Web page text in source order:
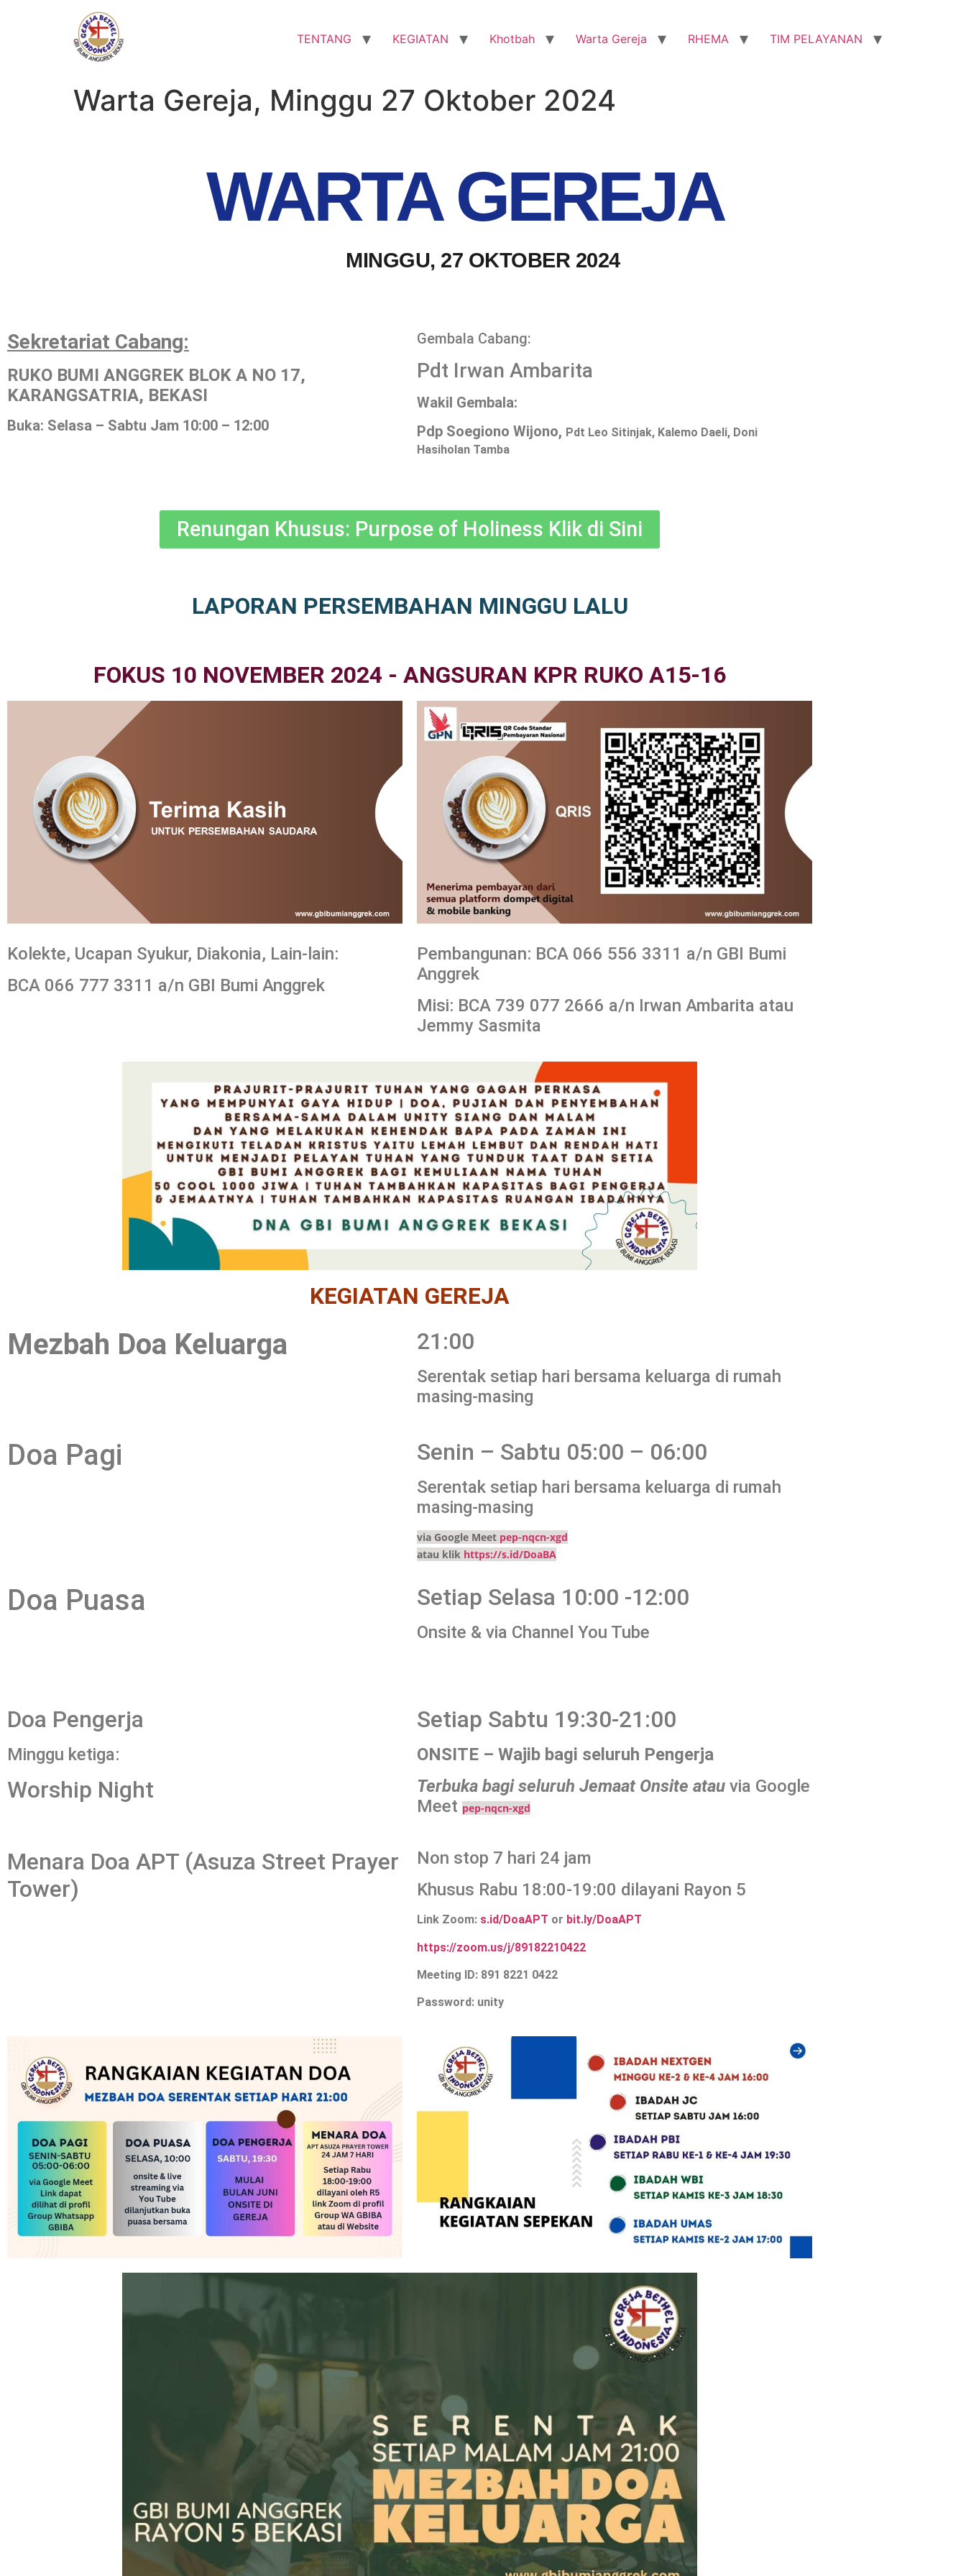
TENTANG KEGIATAN Khotbah Warta Gereja RHEMA TIM PELAYANAN
Warta Gereja, Minggu 27 Oktober 2024
WARTA GEREJA
MINGGU, 27 OKTOBER 2024
Sekretariat Cabang:
RUKO BUMI ANGGREK BLOK A NO 17,
KARANGSATRIA, BEKASI
Buka: Selasa – Sabtu Jam 10:00 – 12:00
Gembala Cabang:
Pdt Irwan Ambarita
Wakil Gembala:
Pdp Soegiono Wijono, Pdt Leo Sitinjak, Kalemo Daeli, Doni
Hasiholan Tamba
Renungan Khusus: Purpose of Holiness Klik di Sini
LAPORAN PERSEMBAHAN MINGGU LALU
FOKUS 10 NOVEMBER 2024 - ANGSURAN KPR RUKO A15-16
Kolekte, Ucapan Syukur, Diakonia, Lain-lain:
BCA 066 777 3311 a/n GBI Bumi Anggrek
Pembangunan: BCA 066 556 3311 a/n GBI Bumi
Anggrek
Misi: BCA 739 077 2666 a/n Irwan Ambarita atau
Jemmy Sasmita
KEGIATAN GEREJA
Mezbah Doa Keluarga 21:00
Serentak setiap hari bersama keluarga di rumah
masing-masing
Doa Pagi Senin – Sabtu 05:00 – 06:00
Serentak setiap hari bersama keluarga di rumah
masing-masing
via Google Meet pep-nqcn-xgd
atau klik https://s.id/DoaBA
Doa Puasa Setiap Selasa 10:00 -12:00
Onsite & via Channel You Tube
Doa Pengerja
Minggu ketiga:
Worship Night
Setiap Sabtu 19:30-21:00
ONSITE – Wajib bagi seluruh Pengerja
Terbuka bagi seluruh Jemaat Onsite atau via Google
Meet pep-nqcn-xgd
Menara Doa APT (Asuza Street Prayer
Tower)
Non stop 7 hari 24 jam
Khusus Rabu 18:00-19:00 dilayani Rayon 5
Link Zoom: s.id/DoaAPT or bit.ly/DoaAPT
https://zoom.us/j/89182210422
Meeting ID: 891 8221 0422
Password: unity